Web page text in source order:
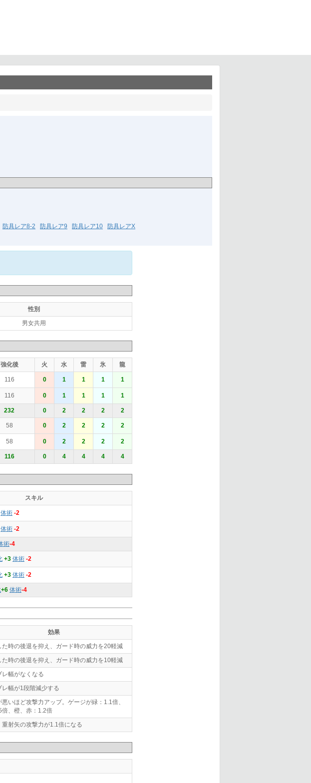
防具レア8-2 防具レア9 防具レア10 防具レアX
性別
男女共用
強化後 火 水 雷 氷 龍
116 0 1 1 1 1
116 0 1 1 1 1
232 0 2 2 2 2
58 0 2 2 2 2
58 0 2 2 2 2
116 0 4 4 4 4
スキル
体術 -2
体術 -2
術-4
+3 体術 -2
+3 体術 -2
+6 体術-4
効果
た時の後退を抑え、ガード時の威力を20軽減
た時の後退を抑え、ガード時の威力を10軽減
レ幅がなくなる
レ幅が1段階減少する
いほど攻撃力アップ。ゲージが緑：1.1倍、
倍、橙、赤：1.2倍
重射矢の攻撃力が1.1倍になる